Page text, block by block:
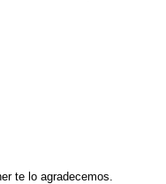
te lo agradecemos.